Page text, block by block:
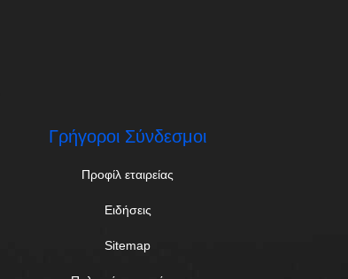
Γρήγοροι Σύνδεσμοι
Προφίλ εταιρείας
Ειδήσεις
Sitemap